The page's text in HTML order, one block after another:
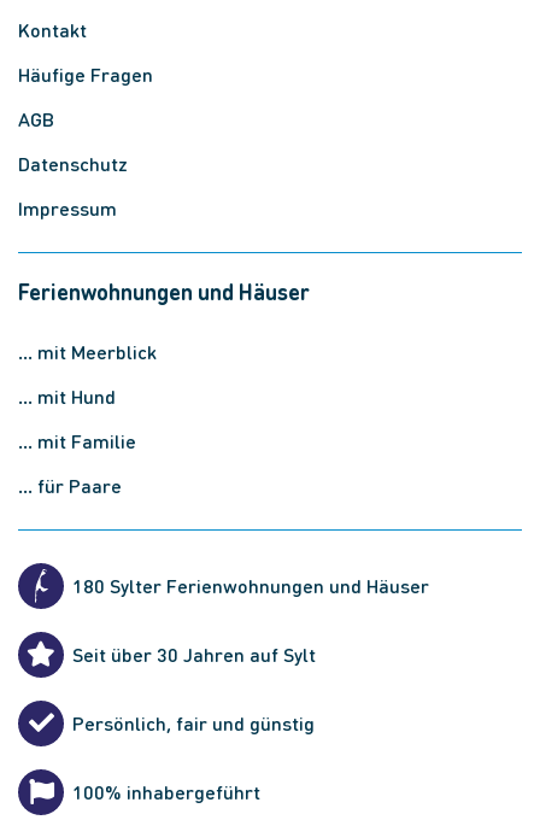
Kontakt
Häufige Fragen
AGB
Datenschutz
Impressum
Ferienwohnungen und Häuser
... mit Meerblick
... mit Hund
... mit Familie
... für Paare
180 Sylter Ferienwohnungen und Häuser
Seit über 30 Jahren auf Sylt
Persönlich, fair und günstig
100% inhabergeführt